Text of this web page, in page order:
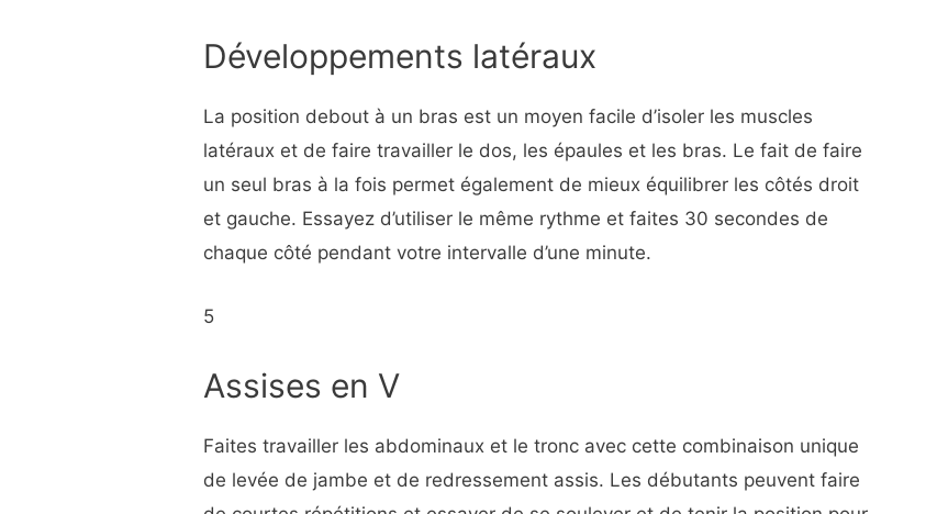
Développements latéraux
La position debout à un bras est un moyen facile d’isoler les muscles
latéraux et de faire travailler le dos, les épaules et les bras. Le fait de faire
un seul bras à la fois permet également de mieux équilibrer les côtés droit
et gauche. Essayez d’utiliser le même rythme et faites 30 secondes de
chaque côté pendant votre intervalle d’une minute.
5
Assises en V
Faites travailler les abdominaux et le tronc avec cette combinaison unique
de levée de jambe et de redressement assis. Les débutants peuvent faire